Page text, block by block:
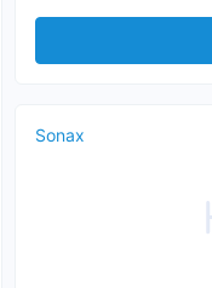
Sonax